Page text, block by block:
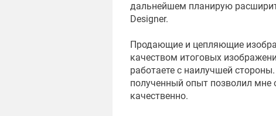
дальнейшем планирую
Designer.
Продающие и цепляющие
качеством итоговых
работаете с наилучшей
полученный опыт позволил
качественно.